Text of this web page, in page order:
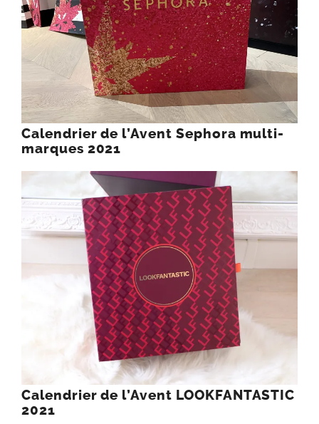
Calendrier de l’Avent Sephora multi-
marques 2021
Calendrier de l’Avent LOOKFANTASTIC
2021